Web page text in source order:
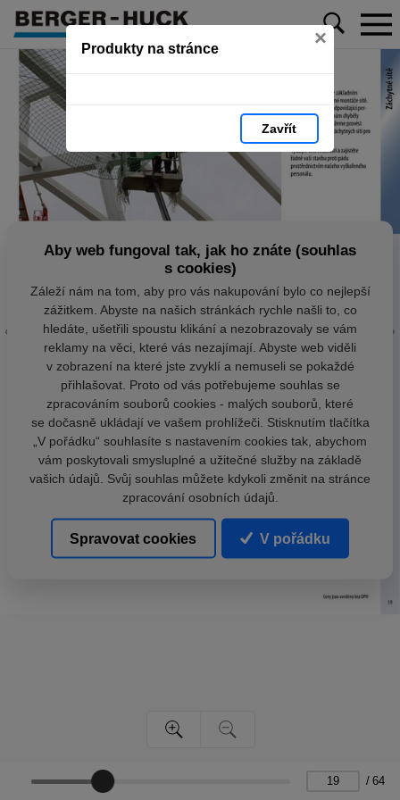
Produkty na stránce ×
Zavřít
/ 64
Aby web fungoval tak, jak ho znáte (souhlas
s cookies)
Záleží nám na tom, aby pro vás nakupování bylo co nejlepší
zážitkem. Abyste na našich stránkách rychle našli to, co
hledáte, ušetřili spoustu klikání a nezobrazovaly se vám
reklamy na věci, které vás nezajímají. Abyste web viděli
v zobrazení na které jste zvyklí a nemuseli se pokaždé
přihlašovat. Proto od vás potřebujeme souhlas se
zpracováním souborů cookies - malých souborů, které
se dočasně ukládají ve vašem prohlížeči. Stisknutím tlačítka
„V pořádku“ souhlasíte s nastavením cookies tak, abychom
vám poskytovali smysluplné a užitečné služby na základě
vašich údajů. Svůj souhlas můžete kdykoli změnit na stránce
zpracování osobních údajů.
Spravovat cookies V pořádku